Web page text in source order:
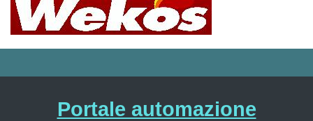
Portale automazione